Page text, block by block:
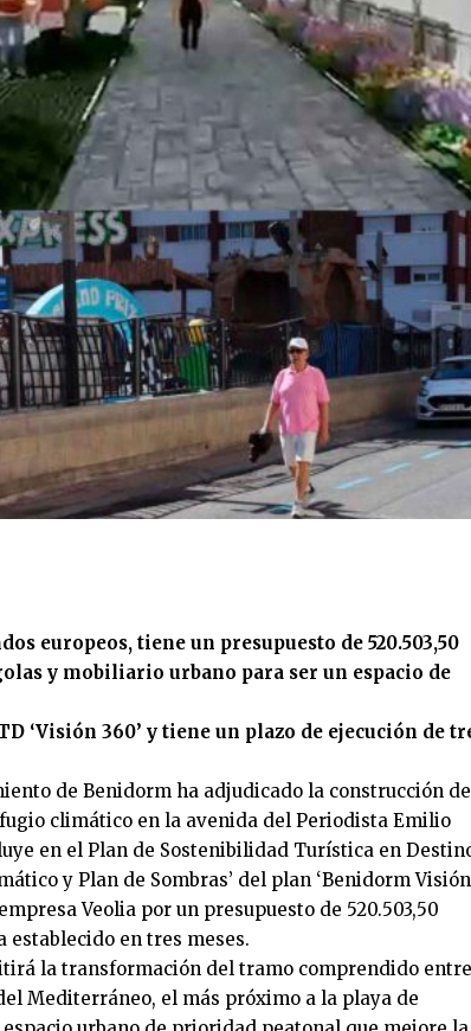
europeos, tiene un presupuesto de 520.503,50
y mobiliario urbano para ser un espacio de
‘Visión 360’ y tiene un plazo de ejecución de
de Benidorm ha adjudicado la construcción de
climático en la avenida del Periodista Emilio
en el Plan de Sostenibilidad Turística en
y Plan de Sombras’ del plan ‘Benidorm Visión
Veolia por un presupuesto de 520.503,50
establecido en tres meses.
la transformación del tramo comprendido entre
Mediterráneo, el más próximo a la playa de